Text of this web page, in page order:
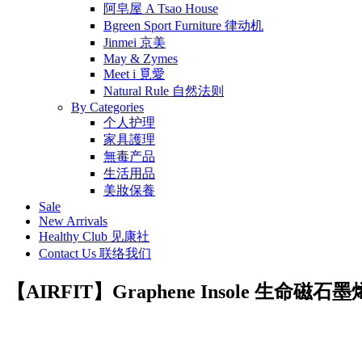
阿皂屋 A Tsao House
Bgreen Sport Furniture 律动机
Jinmei 京美
May & Zymes
Meet i 覓愛
Natural Rule 自然法则
By Categories
个人护理
家具護理
無毒产品
生活用品
美妝保養
Sale
New Arrivals
Healthy Club 见康社
Contact Us 联络我们
【AIRFIT】Graphene Insole 生命磁石墨